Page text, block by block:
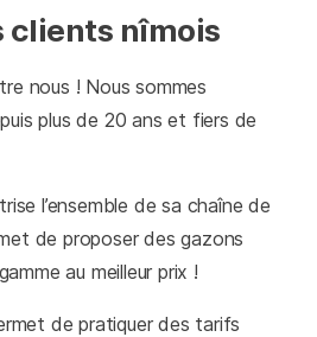
clients nîmois
nous ! Nous sommes
plus de 20 ans et fiers de
l’ensemble de sa chaîne de
de proposer des gazons
au meilleur prix !
de pratiquer des tarifs